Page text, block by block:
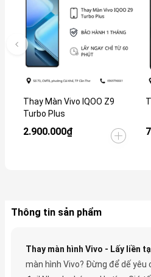
Thay Màn Vivo IQOO Z9
Turbo Plus
2.900.000₫
Thông tin sản phẩm
Thay màn hình Vivo - Lấy liền
màn hình Vivo? Đừng để dế yêu